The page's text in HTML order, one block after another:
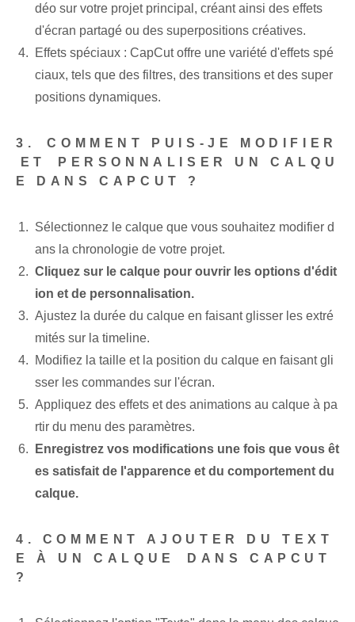
déo sur votre projet principal, créant ainsi des effets
d'écran partagé ou des superpositions créatives.
Effets spéciaux : CapCut offre une variété d'effets spé
ciaux, tels que des filtres, des transitions et des super
positions dynamiques.
3.⁢ COMMENT PUIS-JE MODIFIER
⁣ET⁢ PERSONNALISER UN CALQU
E DANS CAPCUT ?
Sélectionnez le calque que vous souhaitez modifier d
ans la chronologie de votre projet.
⁢Cliquez sur le calque pour ouvrir les ‍options d'édit
ion et de personnalisation.
Ajustez la durée du calque en faisant glisser les extré
mités sur la timeline.
Modifiez la taille et la position du calque en faisant gli
sser les commandes sur l'écran.
Appliquez des effets et des animations au calque à pa
rtir du menu des paramètres.
Enregistrez vos modifications une fois que vous êt
es satisfait de l'apparence et du comportement du
calque.
4. COMMENT ‌AJOUTER DU TEXT
E À UN CALQUE⁣ DANS CAPCUT
?